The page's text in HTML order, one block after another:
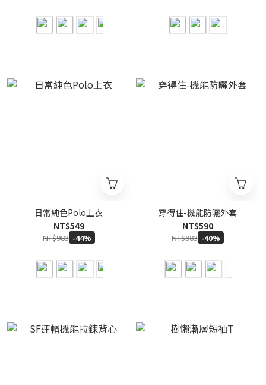
日常純色Polo上衣
NT$549
NT$983 -44%
穿得住-機能防曬外套
NT$590
NT$983 -40%